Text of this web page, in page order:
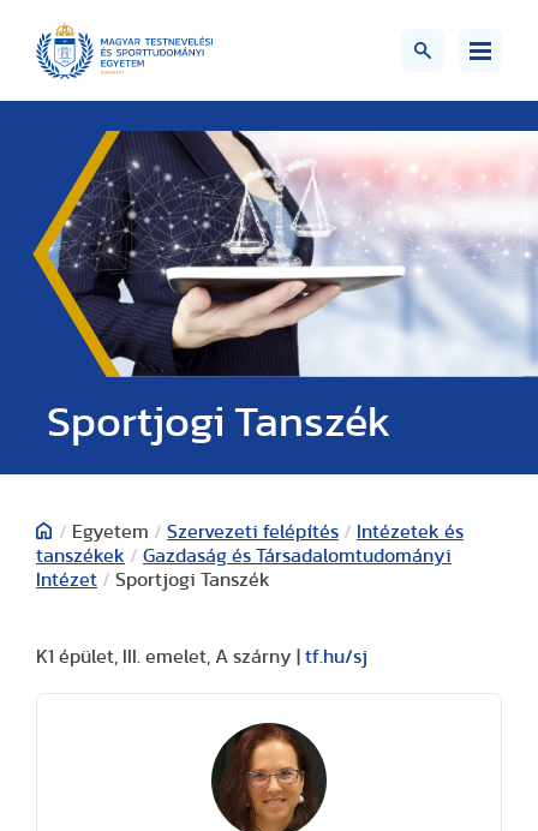
Sportjogi Tanszék
/ Egyetem / Szervezeti felépítés / Intézetek és
tanszékek / Gazdaság és Társadalomtudományi
Intézet / Sportjogi Tanszék
K1 épület, III. emelet, A szárny | tf.hu/sj